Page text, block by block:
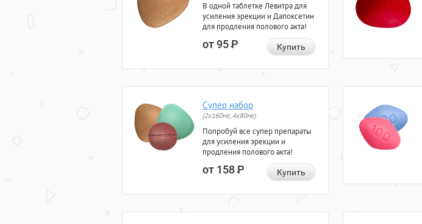
В одной таблетке Левитра для
усиления эрекции и Дапоксетин
для продления полового акта!
от 95Р Купить
Супер набор
(2х160мг, 4х80мг)
Попробуй все супер препараты
для усиления эрекции и
продления полового акта!
от 158Р Купить